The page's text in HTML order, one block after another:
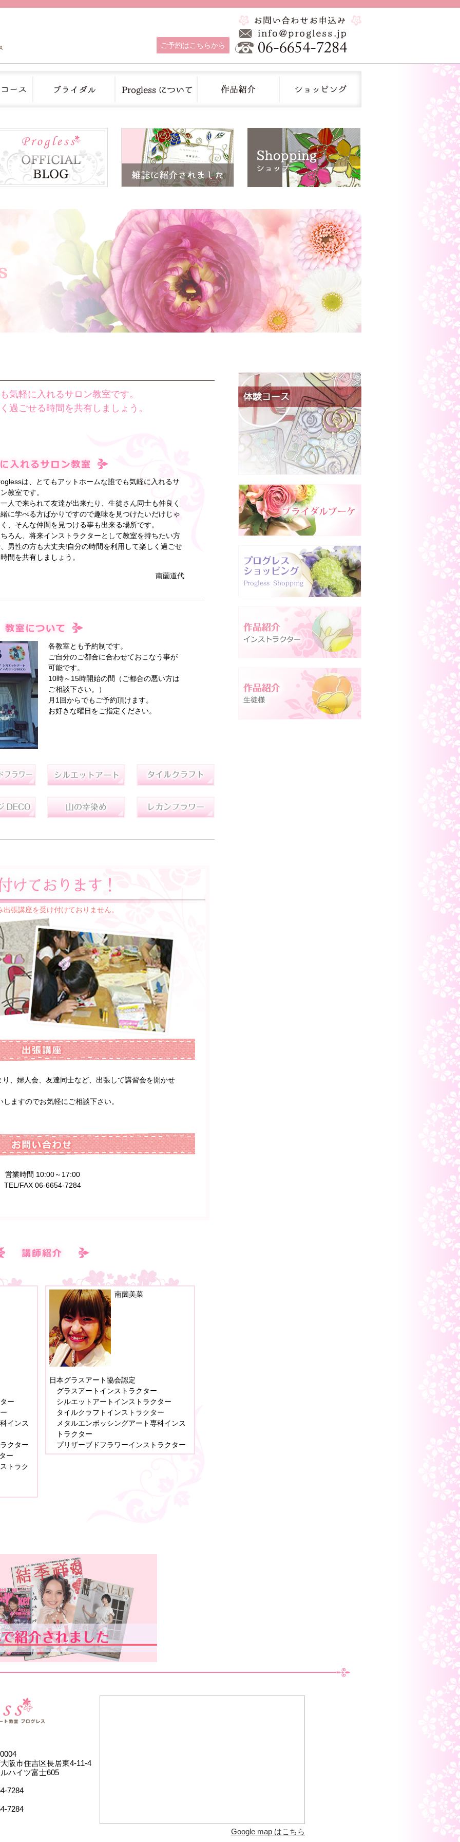
ご予約はこちらから
気軽に入れるサロン教室です。
過ごせる時間を共有しましょう。
は、とてもアットホームな誰でも気軽に入れるサ
教室です。
人で来られて友達が出来たり、生徒さん同士も仲良く
に学べる方ばかりですので趣味を見つけたいだけじゃ
、そんな仲間を見つける事も出来る場所です。
ろん、将来インストラクターとして教室を持ちたい方
男性の方も大丈夫!自分の時間を利用して楽しく過ごせ
間を共有しましょう。
南薗道代
各教室とも予約制です。
ご自分のご都合に合わせておこなう事が
可能です。
10時～15時開始の間（ご都合の悪い方は
ご相談下さい。）
月1回からでもご予約頂けます。
お好きな曜日をご指定ください。
張講座を受け付けておりません。
、婦人会、友達同士など、出張して講習会を開かせ
ますのでお気軽にご相談下さい。
営業時間 10:00～17:00
TEL/FAX 06-6654-7284
ー
インス
クター
ー
トラク
南薗美菜
日本グラスアート協会認定
グラスアートインストラクター
シルエットアートインストラクター
タイルクラフトインストラクター
メタルエンボッシングアート専科インス
トラクター
プリザーブドフラワーインストラクター
阪市住吉区長居東4-11-4
ハイツ富士605
7284
7284
Google map はこちら